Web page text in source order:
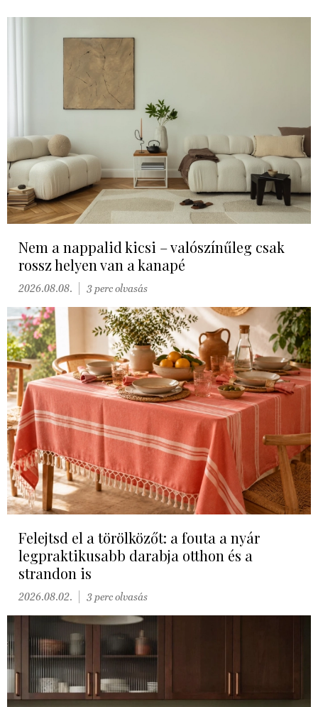
Nem a nappalid kicsi – valószínűleg csak
rossz helyen van a kanapé
2026.08.08. 3 perc olvasás
Felejtsd el a törölközőt: a fouta a nyár
legpraktikusabb darabja otthon és a
strandon is
2026.08.02. 3 perc olvasás